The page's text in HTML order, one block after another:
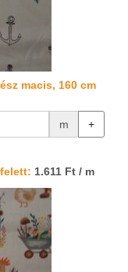
macis, 160 cm
m +
1.611 Ft / m